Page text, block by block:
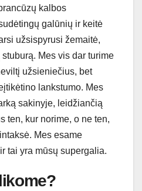
kalbos
galūnių ir keitė
užsispyrusi žemaitė,
Mes vis dar turime
užsieniečius, bet
lankstumo. Mes
sakinyje, leidžiančią
ten, kur norime, o ne ten,
Mes esame
tai yra mūsų supergalia.